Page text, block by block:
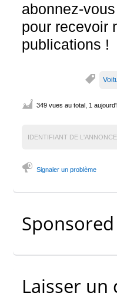
abonnez-
pour recevoir
publications !
349 vues au total, 1
IDENTIFIANT DE
Signaler un problème
Laisser